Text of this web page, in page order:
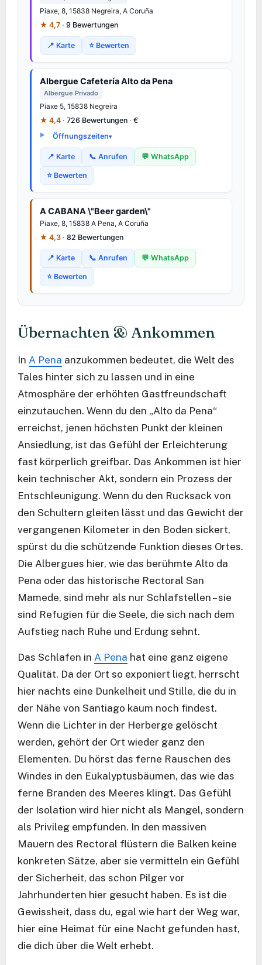
Piaxe, 8, 15838 Negreira, A Coruña
★ 4,7 · 9 Bewertungen
📍 Karte ⭐ Bewerten
Albergue Cafetería Alto da Pena
Albergue Privado
Piaxe 5, 15838 Negreira
★ 4,4 · 726 Bewertungen · €
Öffnungszeiten
📍 Karte 📞 Anrufen 💬 WhatsApp
⭐ Bewerten
A CABANA \"Beer garden\"
Piaxe, 8, 15838 A Pena, A Coruña
★ 4,3 · 82 Bewertungen
📍 Karte 📞 Anrufen 💬 WhatsApp
⭐ Bewerten
Übernachten & Ankommen
In A Pena anzukommen bedeutet, die Welt des
Tales hinter sich zu lassen und in eine
Atmosphäre der erhöhten Gastfreundschaft
einzutauchen. Wenn du den „Alto da Pena“
erreichst, jenen höchsten Punkt der kleinen
Ansiedlung, ist das Gefühl der Erleichterung
fast körperlich greifbar. Das Ankommen ist hier
kein technischer Akt, sondern ein Prozess der
Entschleunigung. Wenn du den Rucksack von
den Schultern gleiten lässt und das Gewicht der
vergangenen Kilometer in den Boden sickert,
spürst du die schützende Funktion dieses Ortes.
Die Albergues hier, wie das berühmte Alto da
Pena oder das historische Rectoral San
Mamede, sind mehr als nur Schlafstellen – sie
sind Refugien für die Seele, die sich nach dem
Aufstieg nach Ruhe und Erdung sehnt.
Das Schlafen in A Pena hat eine ganz eigene
Qualität. Da der Ort so exponiert liegt, herrscht
hier nachts eine Dunkelheit und Stille, die du in
der Nähe von Santiago kaum noch findest.
Wenn die Lichter in der Herberge gelöscht
werden, gehört der Ort wieder ganz den
Elementen. Du hörst das ferne Rauschen des
Windes in den Eukalyptusbäumen, das wie das
ferne Branden des Meeres klingt. Das Gefühl
der Isolation wird hier nicht als Mangel, sondern
als Privileg empfunden. In den massiven
Mauern des Rectoral flüstern die Balken keine
konkreten Sätze, aber sie vermitteln ein Gefühl
der Sicherheit, das schon Pilger vor
Jahrhunderten hier gesucht haben. Es ist die
Gewissheit, dass du, egal wie hart der Weg war,
hier eine Heimat für eine Nacht gefunden hast,
die dich über die Welt erhebt.